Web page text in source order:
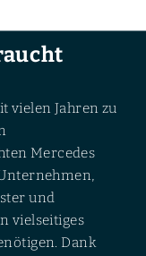
vielen Jahren zu
Mercedes
und
vielseitiges
Dank